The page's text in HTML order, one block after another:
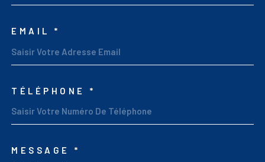
EMAIL *
TÉLÉPHONE *
MESSAGE *